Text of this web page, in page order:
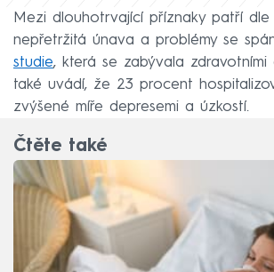
Mezi dlouhotrvající příznaky patří dle
nepřetržitá únava a problémy se
studie, která se zabývala zdravotními
také uvádí, že 23 procent
zvýšené míře depresemi a úzkostí.
Čtěte také